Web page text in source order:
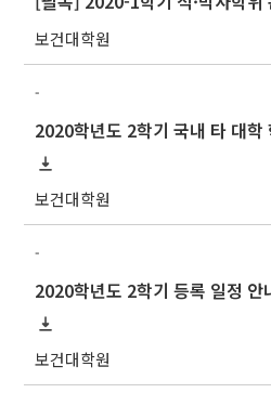
보건대학원
-
2020학년도 2학기 국내 타 대학
보건대학원
-
2020학년도 2학기 등록 일정 안
보건대학원